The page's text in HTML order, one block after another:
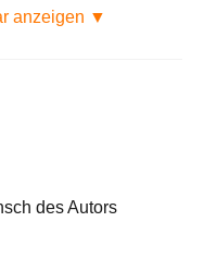
anzeigen ▼
des Autors